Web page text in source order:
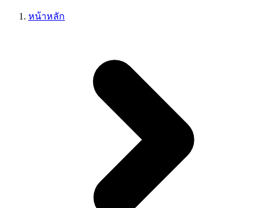
หน้าหลัก